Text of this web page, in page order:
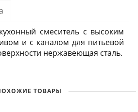
смеситель с высоким
и с каналом для питьевой
нержавеющая сталь.
ТОВАРЫ